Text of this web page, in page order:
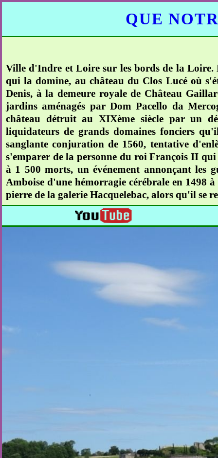
QUE
Ville d'Indre et Loire sur les bords de la Loire.
qui la domine, au château du Clos Lucé où
Denis, à la demeure royale de Château
jardins aménagés par Dom Pacello da
château détruit au XIXème siècle par un
liquidateurs de grands domaines fonciers
sanglante conjuration de 1560, tentative
s'emparer de la personne du roi François II
à 1 500 morts, un événement annonçant les
Amboise d'une hémorragie cérébrale en 1498
pierre de la galerie Hacquelebac, alors qu'il se